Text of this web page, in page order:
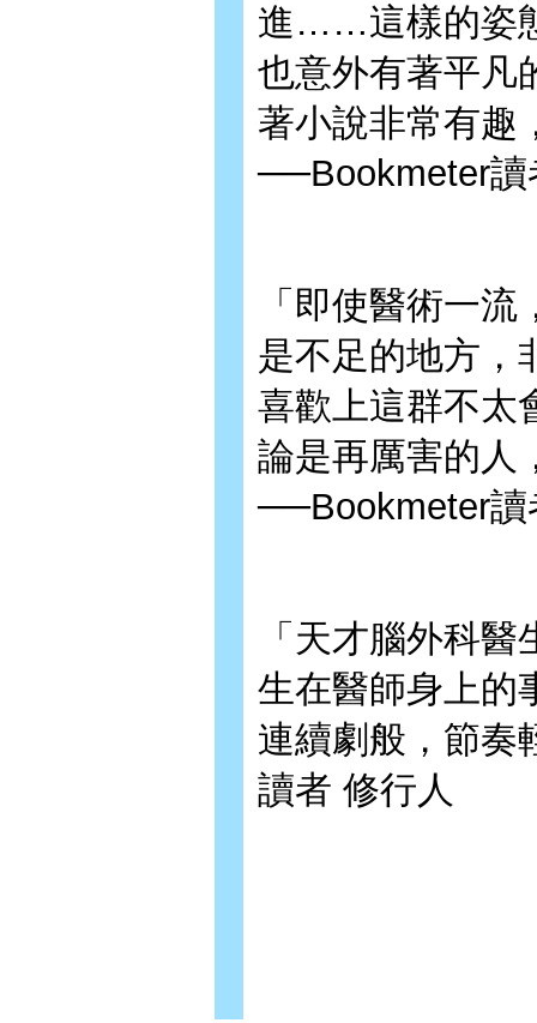
進……這樣的姿
也意外有著平凡
著小說非常有趣
──Bookmeter讀
「即使醫術一
是不足的地方，
喜歡上這群不太
論是再厲害的人
──Bookmeter讀
「天才腦外科
生在醫師身上的
連續劇般，節奏
讀者 修行人